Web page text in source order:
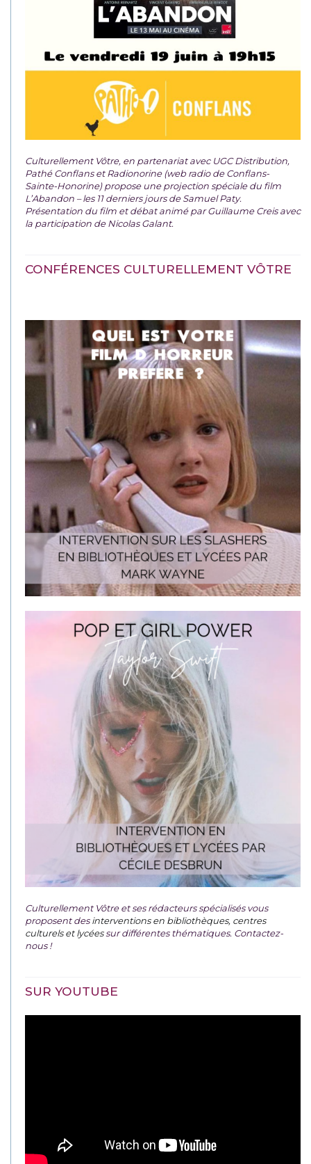
Culturellement Vôtre, en partenariat avec UGC Distribution,
Pathé Conflans et Radionorine (web radio de Conflans-
Sainte-Honorine) propose une projection spéciale du film
L’Abandon – les 11 derniers jours de Samuel Paty.
Présentation du film et débat animé par Guillaume Creis avec
la participation de Nicolas Galant.
CONFÉRENCES CULTURELLEMENT VÔTRE
Culturellement Vôtre et ses rédacteurs spécialisés vous
proposent desinterventions en bibliothèques, centres
culturels et lycéessur différentes thématiques. Contactez-
nous !
SUR YOUTUBE